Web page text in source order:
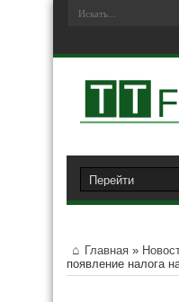
Главная »
появление налога